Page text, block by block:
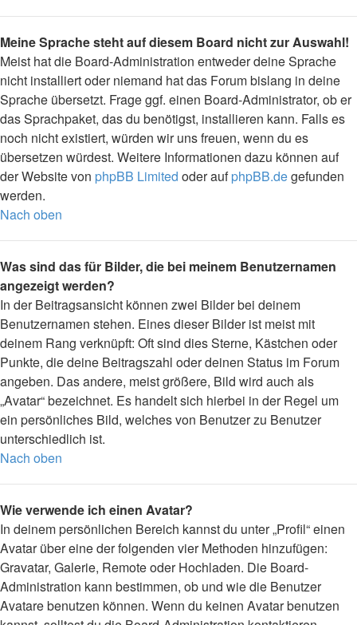
Meine Sprache steht auf diesem Board nicht zur Auswahl!
Meist hat die Board-Administration entweder deine Sprache
nicht installiert oder niemand hat das Forum bislang in deine
Sprache übersetzt. Frage ggf. einen Board-Administrator, ob er
das Sprachpaket, das du benötigst, installieren kann. Falls es
noch nicht existiert, würden wir uns freuen, wenn du es
übersetzen würdest. Weitere Informationen dazu können auf
der Website von phpBB Limited oder aufphpBB.degefunden
werden.
Nach oben
Was sind das für Bilder, die bei meinem Benutzernamen
angezeigt werden?
In der Beitragsansicht können zwei Bilder bei deinem
Benutzernamen stehen. Eines dieser Bilder ist meist mit
deinem Rang verknüpft: Oft sind dies Sterne, Kästchen oder
Punkte, die deine Beitragszahl oder deinen Status im Forum
angeben. Das andere, meist größere, Bild wird auch als
„Avatar“ bezeichnet. Es handelt sich hierbei in der Regel um
ein persönliches Bild, welches von Benutzer zu Benutzer
unterschiedlich ist.
Nach oben
Wie verwende ich einen Avatar?
In deinem persönlichen Bereich kannst du unter „Profil“ einen
Avatar über eine der folgenden vier Methoden hinzufügen:
Gravatar, Galerie, Remote oder Hochladen. Die Board-
Administration kann bestimmen, ob und wie die Benutzer
Avatare benutzen können. Wenn du keinen Avatar benutzen